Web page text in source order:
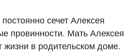
сечет Алексея
провинности. Мать Алексея
жизни в родительском доме.